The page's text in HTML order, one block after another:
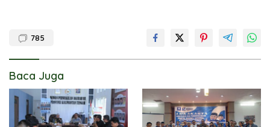
785
Baca Juga